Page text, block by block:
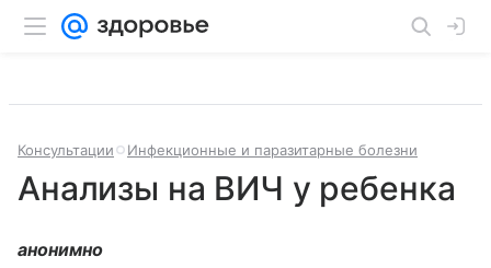
Консультации Инфекционные и паразитарные болезни
Анализы на ВИЧ у ребенка
анонимно